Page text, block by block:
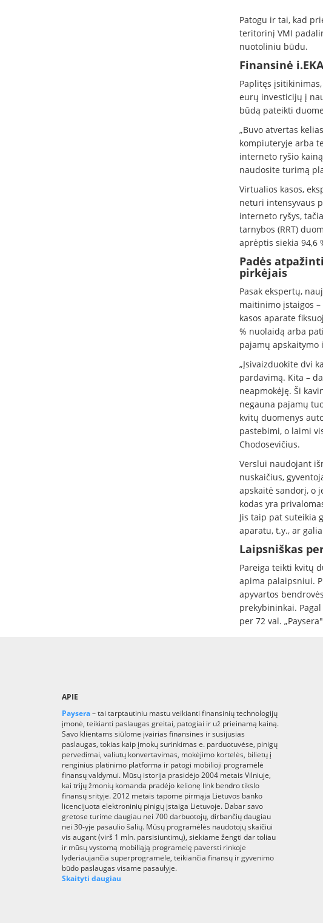
Patogu ir tai, kad
teritorinį VMI
nuotoliniu būdu.
Finansinė
Paplitęs
eurų investicijų į
būdą pateikti
„Buvo atvertas
kompiuteryje arba
interneto ryšio
naudosite turimą
Virtualios kasos,
neturi intensyvaus
interneto ryšys,
tarnybos (RRT)
aprėptis siekia 94,6
Padės
pirkėjais
Pasak ekspertų,
maitinimo įstaigos
kasos aparate
% nuolaidą arba
pajamų apskaitymo
„Įsivaizduokite dvi
pardavimą. Kita –
neapmokėję. Ši
negauna pajamų
kvitų duomenys
pastebimi, o laimi
Chodosevičius.
Verslui naudojant
nuskaičius,
apskaitė sandorį, o
kodas yra
Jis taip pat suteikia
aparatu, t.y., ar
Laipsniškas
Pareiga teikti kvitų
apima palaipsniui.
apyvartos
prekybininkai.
per 72 val.
APIE
Paysera– tai tarptautiniu mastu veikianti finansinių technologijų
įmonė, teikianti paslaugas greitai, patogiai ir už prieinamą kainą.
Savo klientams siūlome įvairias finansines ir susijusias
paslaugas, tokias kaip įmokų surinkimas e. parduotuvėse, pinigų
pervedimai, valiutų konvertavimas, mokėjimo kortelės, bilietų į
renginius platinimo platforma ir patogi mobilioji programėlė
finansų valdymui. Mūsų istorija prasidėjo 2004 metais Vilniuje,
kai trijų žmonių komanda pradėjo kelionę link bendro tikslo
finansų srityje. 2012 metais tapome pirmąja Lietuvos banko
licencijuota elektroninių pinigų įstaiga Lietuvoje. Dabar savo
gretose turime daugiau nei 700 darbuotojų, dirbančių daugiau
nei 30-yje pasaulio šalių. Mūsų programėlės naudotojų skaičiui
vis augant (virš 1 mln. parsisiuntimų), siekiame žengti dar toliau
ir mūsų vystomą mobiliąją programelę paversti rinkoje
lyderiaujančia superprogramėle, teikiančia finansų ir gyvenimo
būdo paslaugas visame pasaulyje.
Skaityti daugiau